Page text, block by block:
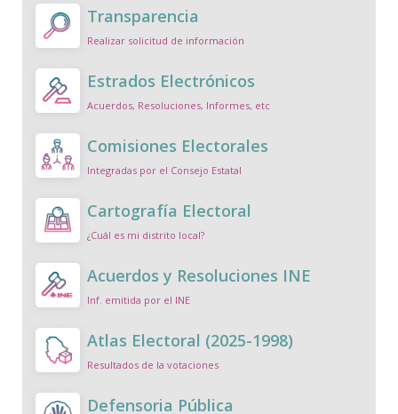
Transparencia
Realizar solicitud de información
Estrados Electrónicos
Acuerdos, Resoluciones, Informes, etc
Comisiones Electorales
Integradas por el Consejo Estatal
Cartografía Electoral
¿Cuál es mi distrito local?
Acuerdos y Resoluciones INE
Inf. emitida por el INE
Atlas Electoral (2025-1998)
Resultados de la votaciones
Defensoria Pública